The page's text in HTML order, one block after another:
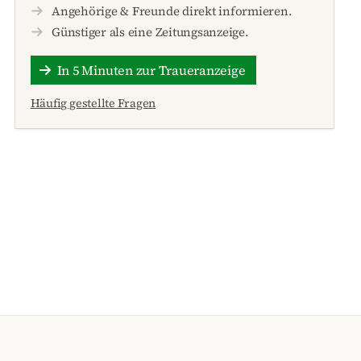
Angehörige & Freunde direkt informieren.
Günstiger als eine Zeitungsanzeige.
In 5 Minuten zur Traueranzeige
Häufig gestellte Fragen